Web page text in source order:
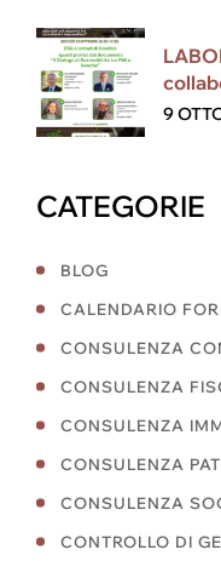
9
CATEGORIE
BLOG
CALENDARIO
CONSULENZA
CONSULENZA
CONSULENZA
CONSULENZA
CONSULENZA
CONTROLLO DI